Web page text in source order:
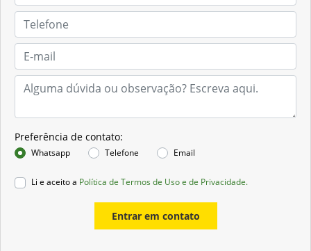
Preferência de contato:
Whatsapp Telefone Email
Li e aceito a Política de Termos de Uso e de Privacidade.
Entrar em contato